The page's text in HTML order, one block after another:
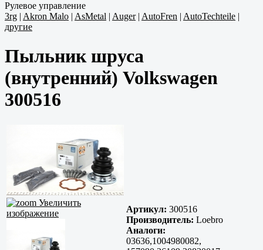
Рулевое управление
3rg | Akron Malo | AsMetal | Auger| AutoFren | AutoTechteile |
другие
Пыльник шруса
(внутренний) Volkswagen
300516
Увеличить
изображение
Артикул: 300516
Производитель: Loebro
Аналоги:
03636,1004980082,